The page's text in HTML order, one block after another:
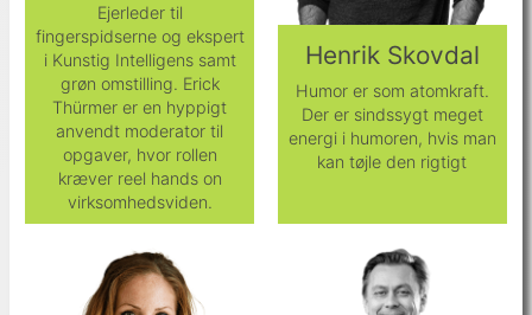
Ejerleder til
fingerspidserne og ekspert
i Kunstig Intelligens samt
grøn omstilling. Erick
Thürmer er en hyppigt
anvendt moderator til
opgaver, hvor rollen
kræver reel hands on
virksomhedsviden.
Henrik Skovdal
Humor er som atomkraft.
Der er sindssygt meget
energi i humoren, hvis man
kan tøjle den rigtigt